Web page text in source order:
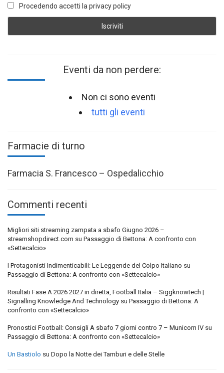
Procedendo accetti la privacy policy
Eventi da non perdere:
Non ci sono eventi
tutti gli eventi
Farmacie di turno
Farmacia S. Francesco – Ospedalicchio
Commenti recenti
Migliori siti streaming zampata a sbafo Giugno 2026 –
streamshopdirect.com su Passaggio di Bettona: A confronto con
«Settecalcio»
I Protagonisti Indimenticabili: Le Leggende del Colpo Italiano su
Passaggio di Bettona: A confronto con «Settecalcio»
Risultati Fase A 2026 2027 in diretta, Football Italia – Siggknowtech |
Signalling Knowledge And Technology su Passaggio di Bettona: A
confronto con «Settecalcio»
Pronostici Football: Consigli A sbafo 7 giorni contro 7 – Municorn IV su
Passaggio di Bettona: A confronto con «Settecalcio»
Un Bastiolo su Dopo la Notte dei Tamburi e delle Stelle